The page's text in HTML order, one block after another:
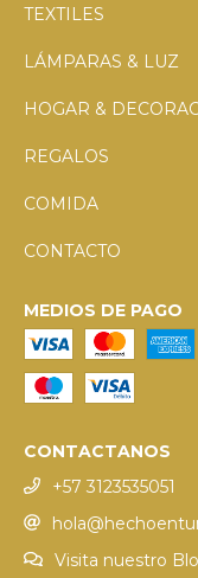
TEXTILES
LÁMPARAS & LUZ
HOGAR &
REGALOS
COMIDA
CONTACTO
MEDIOS DE PAGO
CONTACTANOS
+57 3123535051
Visita nuestro